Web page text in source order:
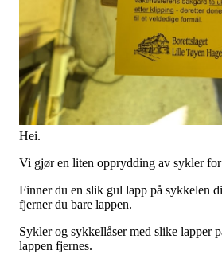
Hei.
Vi gjør en liten opprydding av sykler
Finner du en slik gul lapp på sykkelen
fjerner du bare lappen.
Sykler og sykkellåser med slike lapper
lappen fjernes.